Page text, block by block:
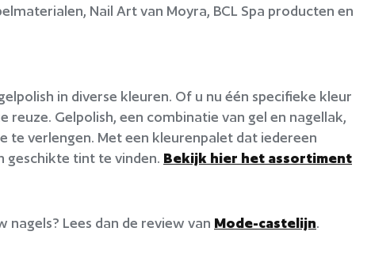
Nail Art van Moyra, BCL Spa producten en
in diverse kleuren. Of u nu één specifieke kleur
Gelpolish, een combinatie van gel en nagellak,
te verlengen. Met een kleurenpalet dat iedereen
geschikte tint te vinden. Bekijk hier het assortiment
nagels? Lees dan de review van Mode-castelijn.